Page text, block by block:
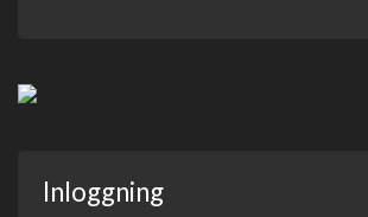
Inloggning